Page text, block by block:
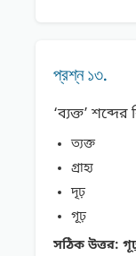
প্রশ্ন ১৩.
‘ব্যক্ত’
ত্যক্ত
গ্রাহ্য
দৃঢ়
গূঢ়
সঠিক উত্তর: